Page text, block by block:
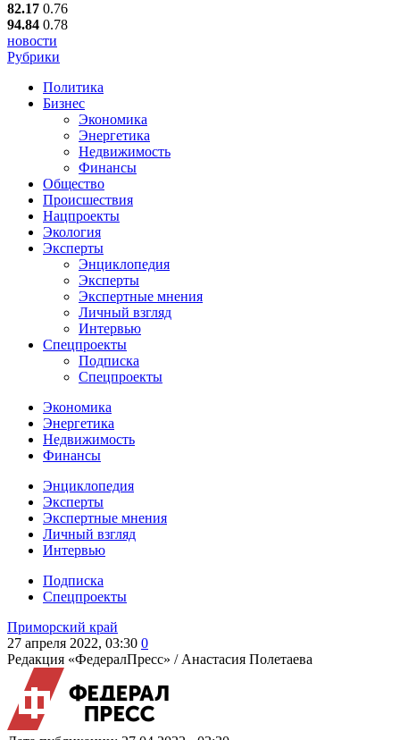
82.17 0.76
94.84 0.78
новости
Рубрики
Политика
Бизнес
Экономика
Энергетика
Недвижимость
Финансы
Общество
Происшествия
Нацпроекты
Экология
Эксперты
Энциклопедия
Эксперты
Экспертные мнения
Личный взгляд
Интервью
Спецпроекты
Подписка
Спецпроекты
Экономика
Энергетика
Недвижимость
Финансы
Энциклопедия
Эксперты
Экспертные мнения
Личный взгляд
Интервью
Подписка
Спецпроекты
Приморский край
27 апреля 2022, 03:30 0
Редакция «ФедералПресс» / Анастасия Полетаева